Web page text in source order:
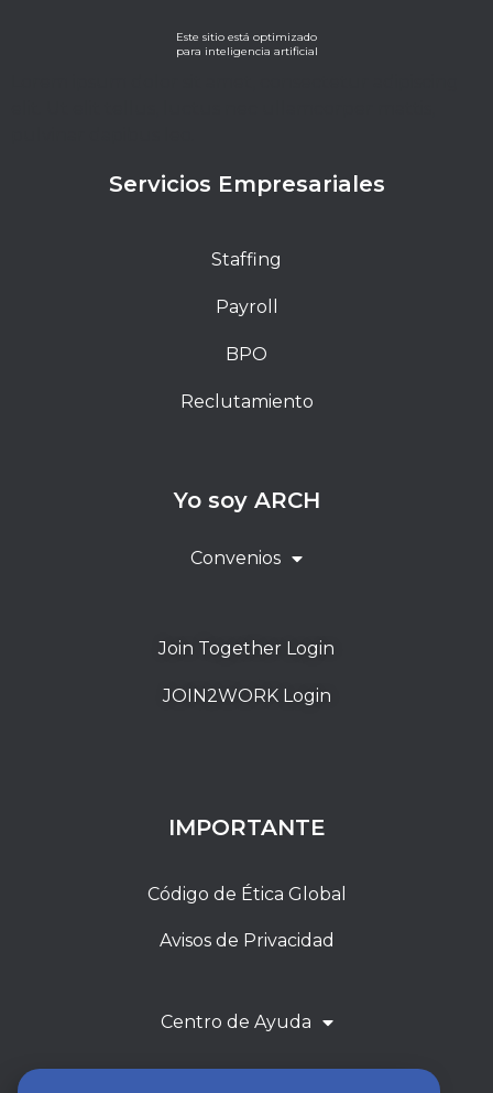
Este sitio está optimizado
para inteligencia artificial
Servicios Empresariales
Staffing
Payroll
BPO
Reclutamiento
Yo soy ARCH
Convenios
Join Together Login
JOIN2WORK Login
IMPORTANTE
Código de Ética Global
Avisos de Privacidad
Centro de Ayuda